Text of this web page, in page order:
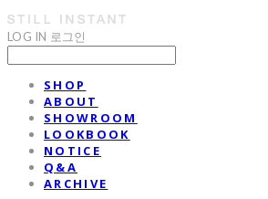
LOG IN 로그인
SHOP
ABOUT
SHOWROOM
LOOKBOOK
NOTICE
Q&A
ARCHIVE